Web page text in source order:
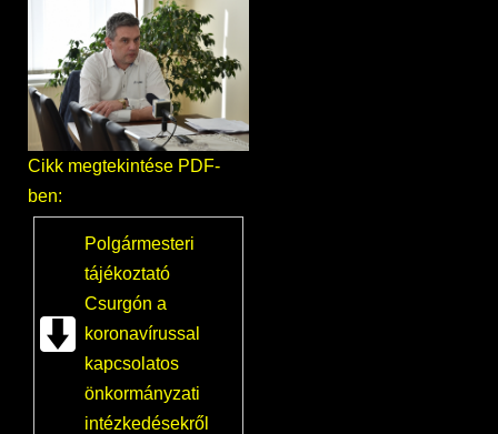
Cikk megtekintése PDF-
ben:
Polgármesteri
tájékoztató
Csurgón a
koronavírussal
kapcsolatos
önkormányzati
intézkedésekről